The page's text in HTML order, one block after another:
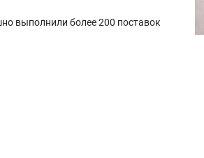
выполнили более 200 поставок